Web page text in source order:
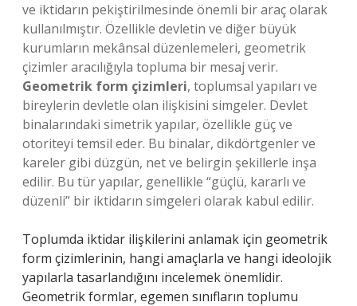
ve iktidarın pekiştirilmesinde önemli bir araç olarak
kullanılmıştır. Özellikle devletin ve diğer büyük
kurumların mekânsal düzenlemeleri, geometrik
çizimler aracılığıyla topluma bir mesaj verir.
Geometrik form çizimleri, toplumsal yapıları ve
bireylerin devletle olan ilişkisini simgeler. Devlet
binalarındaki simetrik yapılar, özellikle güç ve
otoriteyi temsil eder. Bu binalar, dikdörtgenler ve
kareler gibi düzgün, net ve belirgin şekillerle inşa
edilir. Bu tür yapılar, genellikle “güçlü, kararlı ve
düzenli” bir iktidarın simgeleri olarak kabul edilir.
Toplumda iktidar ilişkilerini anlamak için geometrik
form çizimlerinin, hangi amaçlarla ve hangi ideolojik
yapılarla tasarlandığını incelemek önemlidir.
Geometrik formlar, egemen sınıfların toplumu